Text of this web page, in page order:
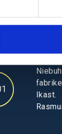
Ikast.